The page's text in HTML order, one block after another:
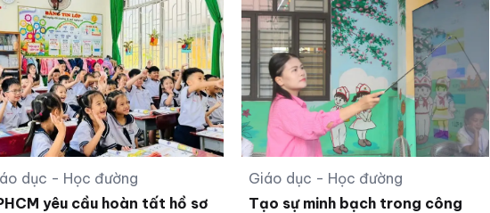
dục - Học đường
yêu cầu hoàn tất hồ sơ
Giáo dục - Học đường
Tạo sự minh bạch trong công